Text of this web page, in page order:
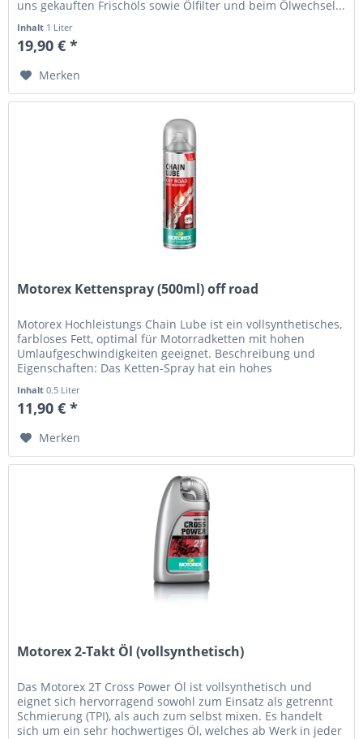
uns gekauften Frischöls sowie Ölfilter und beim Ölwechsel...
Inhalt 1 Liter
19,90 € *
Merken
Motorex Kettenspray (500ml) off road
Motorex Hochleistungs Chain Lube ist ein vollsynthetisches,
farbloses Fett, optimal für Motorradketten mit hohen
Umlaufgeschwindigkeiten geeignet. Beschreibung und
Eigenschaften: Das Ketten-Spray hat ein hohes
Inhalt0.5 Liter
11,90 € *
Merken
Motorex 2-Takt Öl (vollsynthetisch)
Das Motorex 2T Cross Power Öl ist vollsynthetisch und
eignet sich hervorragend sowohl zum Einsatz als getrennt
Schmierung (TPI), als auch zum selbst mixen. Es handelt
sich um ein sehr hochwertiges Öl, welches ab Werk in jeder